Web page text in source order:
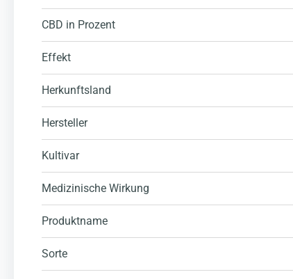
CBD in Prozent
Effekt
Herkunftsland
Hersteller
Kultivar
Medizinische Wirkung
Produktname
Sorte